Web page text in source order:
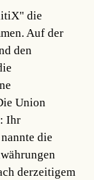
die
Auf der
den
Union
Ihr
die
derzeitigem